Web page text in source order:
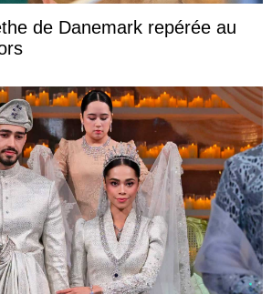
de Danemark repérée au